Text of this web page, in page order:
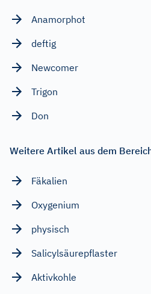
Anamorphot
deftig
Newcomer
Trigon
Don
Weitere Artikel aus dem
Fäkalien
Oxygenium
physisch
Salicylsäurepflaster
Aktivkohle